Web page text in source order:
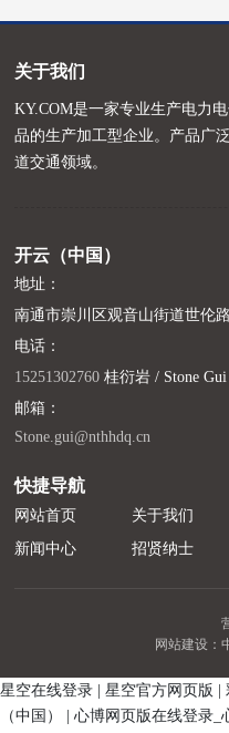
关于我们
KY.COM是一家专业生产电力
品的生产加工型企业。产品广
道交通领域。
开云（中国）
地址：
南通市崇川区观音山街道世伦
电话：
15251302760 桂衍岩 / Stone Gui
邮箱：
Stone.gui@nthhdq.cn
快捷导航
网站首页 关于我们
新闻中心
招贤纳士
网站建设：
星空在线登录 星空官方网页版
（中国）
心博网页版在线登录_